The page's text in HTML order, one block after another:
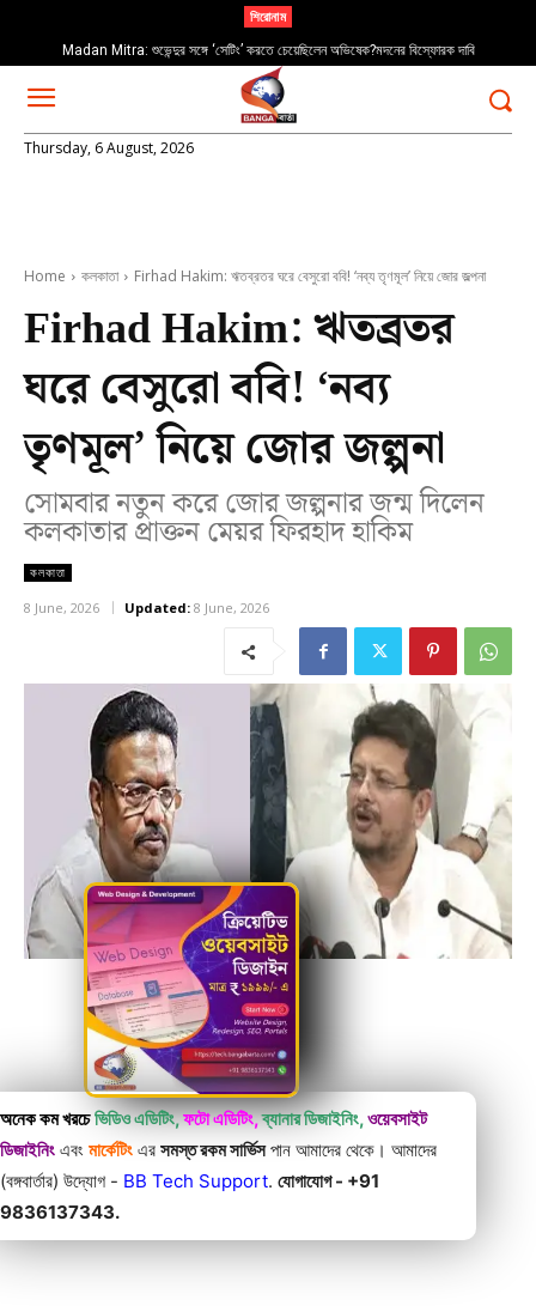
শিরোনাম
Madan Mitra: শুভেন্দুর সঙ্গে ‘সেটিং’ করতে চেয়েছিলেন অভিষেক?মদনের বিস্ফোরক দাবি
Thursday, 6 August, 2026
Home কলকাতা Firhad Hakim: ঋতব্রতর ঘরে বেসুরো ববি! ‘নব্য তৃণমূল’ নিয়ে জোর জল্পনা
Firhad Hakim: ঋতব্রতর
ঘরে বেসুরো ববি! ‘নব্য
তৃণমূল’ নিয়ে জোর জল্পনা
সোমবার নতুন করে জোর জল্পনার জন্ম দিলেন
কলকাতার প্রাক্তন মেয়র ফিরহাদ হাকিম
কলকাতা
8 June, 2026 Updated: 8 June, 2026
অনেক কম খরচে ভিডিও এডিটিং,ফটো এডিটিং,ব্যানার ডিজাইনিং,ওয়েবসাইট
ডিজাইনিং এবং মার্কেটিং এর সমস্ত রকম সার্ভিসপান আমাদের থেকে। আমাদের
(বঙ্গবার্তার) উদ্যোগ - BB Tech Support. যোগাযোগ - +91
9836137343.